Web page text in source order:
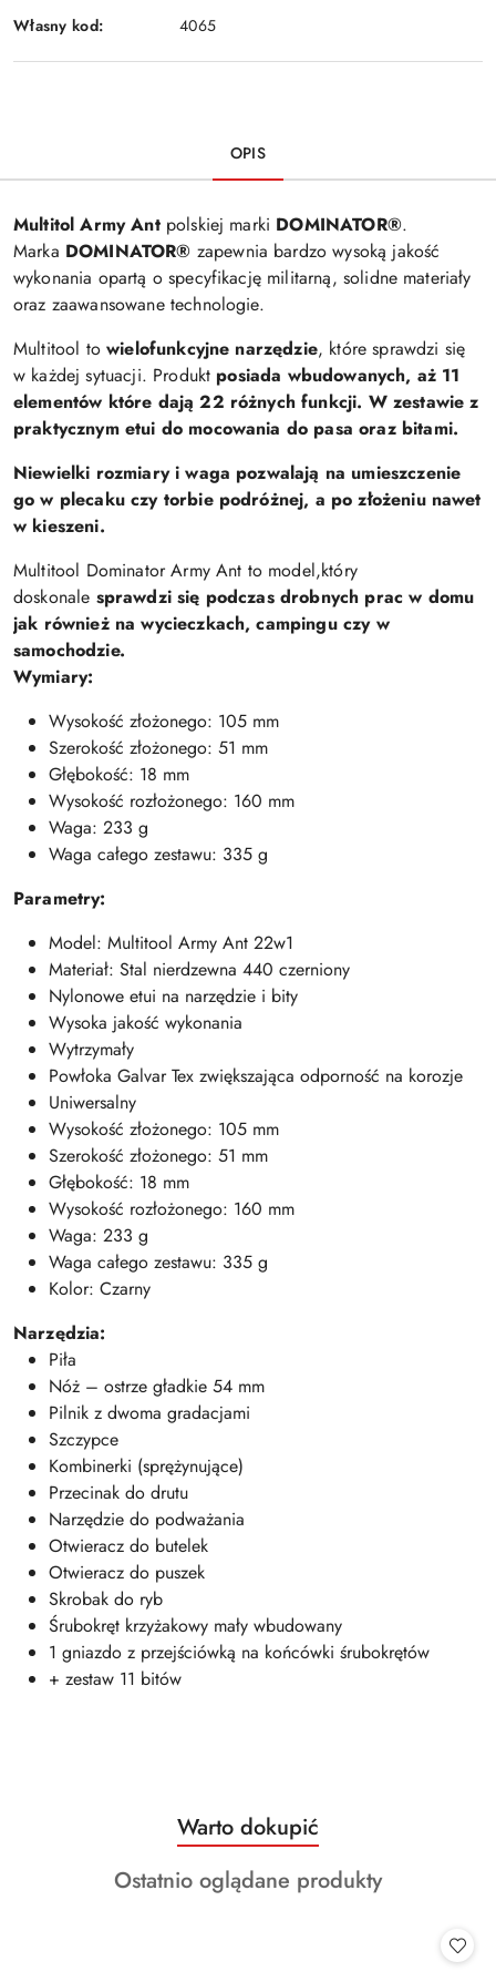
Własny kod: 4065
OPIS
Multitol Army Antpolskiej marki DOMINATOR®.
Marka DOMINATOR® zapewnia bardzo wysoką jakość
wykonania opartą o specyfikację militarną, solidne materiały
oraz zaawansowane technologie.
Multitool towielofunkcyjne narzędzie, które sprawdzi się
w każdej sytuacji. Produkt posiada wbudowanych, aż 11
elementów które dają 22 różnych funkcji. W zestawie z
praktycznym etui do mocowania do pasa oraz bitami.
Niewielki rozmiary i waga pozwalają na umieszczenie
go w plecaku czy torbie podróżnej, a po złożeniu nawet
w kieszeni.
Multitool Dominator Army Ant to model,który
doskonale sprawdzi się podczas drobnych prac w domu
jak również na wycieczkach, campingu czy w
samochodzie.
Wymiary:
Wysokość złożonego: 105 mm
Szerokość złożonego: 51 mm
Głębokość: 18 mm
Wysokość rozłożonego: 160 mm
Waga: 233 g
Waga całego zestawu: 335 g
Parametry:
Model: Multitool Army Ant 22w1
Materiał: Stal nierdzewna 440 czerniony
Nylonowe etui na narzędzie i bity
Wysoka jakość wykonania
Wytrzymały
Powłoka Galvar Tex zwiększająca odporność na korozje
Uniwersalny
Wysokość złożonego: 105 mm
Szerokość złożonego: 51 mm
Głębokość: 18 mm
Wysokość rozłożonego: 160 mm
Waga: 233 g
Waga całego zestawu: 335 g
Kolor: Czarny
Narzędzia:
Piła
Nóż – ostrze gładkie 54 mm
Pilnik z dwoma gradacjami
Szczypce
Kombinerki (sprężynujące)
Przecinak do drutu
Narzędzie do podważania
Otwieracz do butelek
Otwieracz do puszek
Skrobak do ryb
Śrubokręt krzyżakowy mały wbudowany
1 gniazdo z przejściówką na końcówki śrubokrętów
+ zestaw 11 bitów
Pomiń karuzelę produktów
Produkty
o
statusie:
Warto dokupić
Produkty
Ostatnio oglądane produkty